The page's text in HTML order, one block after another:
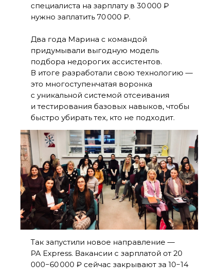
специалиста на зарплату в 30 000 ₽
нужно заплатить 70 000 ₽.
Два года Марина с командой
придумывали выгодную модель
подбора недорогих ассистентов.
В итоге разработали свою технологию —
это многоступенчатая воронка
с уникальной системой отсеивания
и тестирования базовых навыков, чтобы
быстро убирать тех, кто не подходит.
Так запустили новое направление —
PA Express. Вакансии с зарплатой от 20
000−60 000 ₽ сейчас закрывают за 10−14